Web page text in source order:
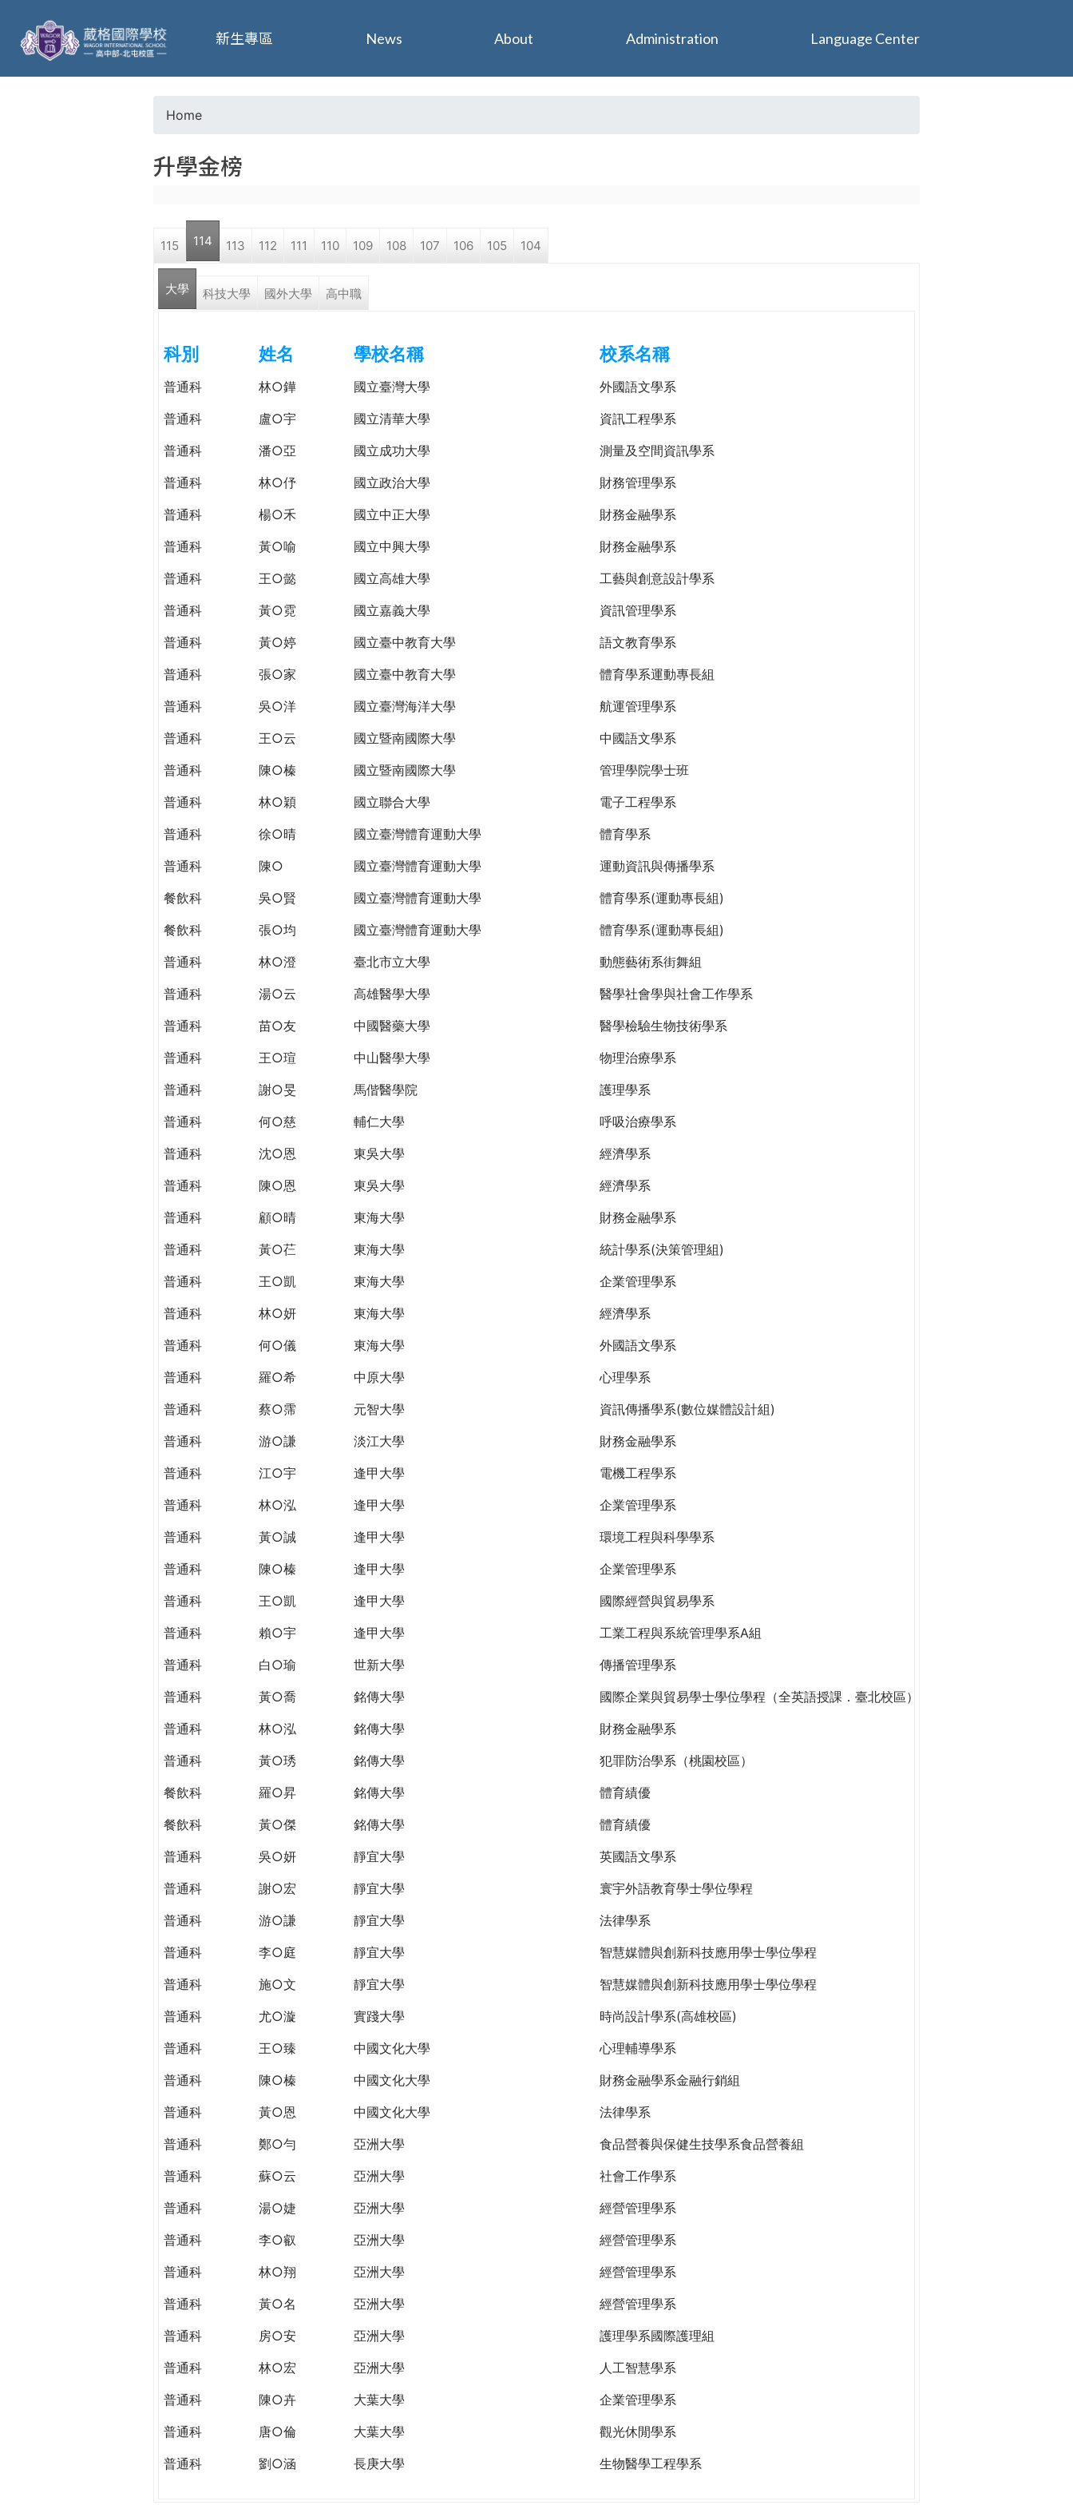
葳
格
o
a
r
e
r
e
Home
升學金榜
115 114 113 112 111 110 109 108 107 106 105 104
大學 科技大學 國外大學 高中職
科別 姓名 學校名稱 校系名稱
普通科 林○鏵 國立臺灣大學
外國語文學系
普通科
盧○宇 國立清華大學
資訊工程學系
普通科
潘○亞 國立成功大學
測量及空間資訊學系
普通科
林○伃 國立政治大學
財務管理學系
普通科
楊○禾 國立中正大學
財務金融學系
普通科
黃○喻 國立中興大學
財務金融學系
普通科
王○懿 國立高雄大學
工藝與創意設計學系
普通科
黃○霓 國立嘉義大學
資訊管理學系
普通科
黃○婷 國立臺中教育大學
語文教育學系
普通科
張○家 國立臺中教育大學
體育學系運動專長組
普通科
吳○洋 國立臺灣海洋大學
航運管理學系
普通科
王○云 國立暨南國際大學
中國語文學系
普通科
陳○榛 國立暨南國際大學
管理學院學士班
普通科
林○穎 國立聯合大學
電子工程學系
普通科
徐○晴 國立臺灣體育運動大學
體育學系
普通科
陳○ 國立臺灣體育運動大學
運動資訊與傳播學系
餐飲科
吳○賢 國立臺灣體育運動大學
體育學系(運動專長組)
餐飲科
張○均 國立臺灣體育運動大學
體育學系(運動專長組)
普通科
林○澄 臺北市立大學
動態藝術系街舞組
普通科
湯○云 高雄醫學大學
醫學社會學與社會工作學系
普通科
苗○友 中國醫藥大學
醫學檢驗生物技術學系
普通科
王○瑄 中山醫學大學
物理治療學系
普通科
謝○旻 馬偕醫學院
護理學系
普通科
何○慈 輔仁大學
呼吸治療學系
普通科
沈○恩 東吳大學
經濟學系
普通科
陳○恩 東吳大學
經濟學系
普通科
顧○晴 東海大學
財務金融學系
普通科
黃○芢 東海大學
統計學系(決策管理組)
普通科
王○凱 東海大學
企業管理學系
普通科
林○妍 東海大學
經濟學系
普通科
何○儀 東海大學
外國語文學系
普通科
羅○希 中原大學
心理學系
普通科
蔡○霈 元智大學
資訊傳播學系(數位媒體設計組)
普通科
游○謙 淡江大學
財務金融學系
普通科
江○宇 逢甲大學
電機工程學系
普通科
林○泓 逢甲大學
企業管理學系
普通科
黃○誠 逢甲大學
環境工程與科學學系
普通科
陳○榛 逢甲大學
企業管理學系
普通科
王○凱 逢甲大學
國際經營與貿易學系
普通科
賴○宇 逢甲大學
工業工程與系統管理學系A組
普通科
白○瑜 世新大學
傳播管理學系
普通科
黃○喬 銘傳大學
國際企業與貿易學士學位學程（全英語授課．臺北校區）
普通科
林○泓 銘傳大學
財務金融學系
普通科
黃○琇 銘傳大學
犯罪防治學系（桃園校區）
餐飲科
羅○昇 銘傳大學
體育績優
餐飲科
黃○傑 銘傳大學
體育績優
普通科
吳○妍 靜宜大學
英國語文學系
普通科
謝○宏 靜宜大學
寰宇外語教育學士學位學程
普通科
游○謙 靜宜大學
法律學系
普通科
李○庭 靜宜大學
智慧媒體與創新科技應用學士學位學程
普通科
施○文 靜宜大學
智慧媒體與創新科技應用學士學位學程
普通科
尤○漩 實踐大學
時尚設計學系(高雄校區)
普通科
王○臻 中國文化大學
心理輔導學系
普通科
陳○榛 中國文化大學
財務金融學系金融行銷組
普通科
黃○恩 中國文化大學
法律學系
普通科
鄭○勻 亞洲大學
食品營養與保健生技學系食品營養組
普通科
蘇○云 亞洲大學
社會工作學系
普通科
湯○婕 亞洲大學
經營管理學系
普通科
李○叡 亞洲大學
經營管理學系
普通科
林○翔 亞洲大學
經營管理學系
普通科
黃○名 亞洲大學
經營管理學系
普通科
房○安 亞洲大學
護理學系國際護理組
普通科
林○宏 亞洲大學
人工智慧學系
普通科
陳○卉 大葉大學
企業管理學系
普通科
唐○倫 大葉大學
觀光休閒學系
普通科
劉○涵 長庚大學 生物醫學工程學系
新生專區 News About Administration Language Center